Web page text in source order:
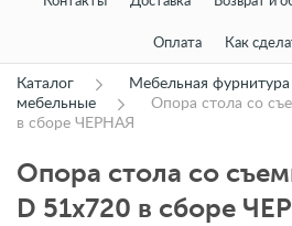
Оплата Как
Каталог Мебельная фурнитура
мебельные
Опора стола со
в сборе ЧЕРНАЯ
Опора стола со
D 51х720 в сборе